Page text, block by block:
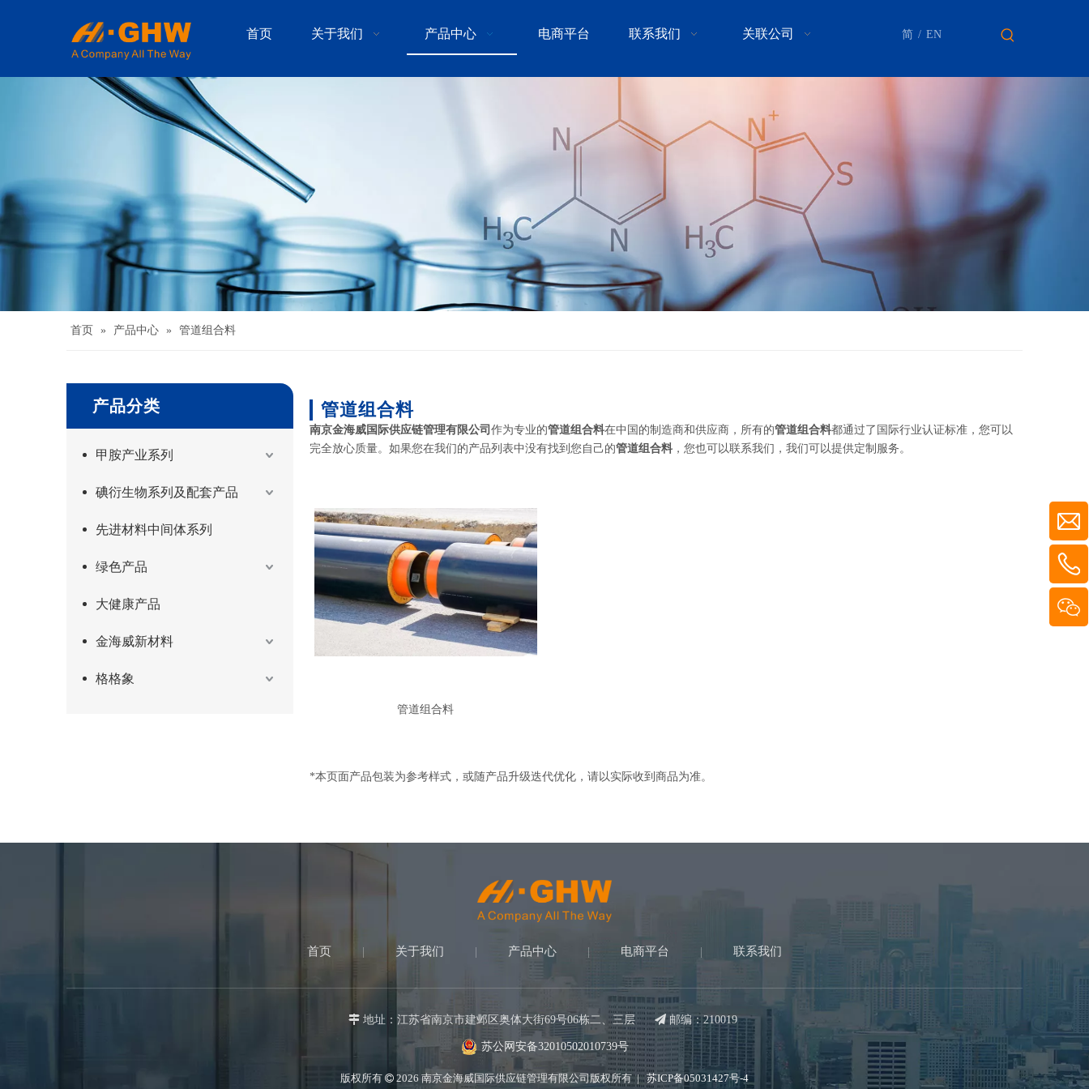
首页 关于我们 产品中心 电商平台 联系我们 关联公司 简 / EN
首页 » 产品中心 » 管道组合料
产品分类
甲胺产业系列
碘衍生物系列及配套产品
先进材料中间体系列
绿色产品
大健康产品
金海威新材料
格格象
管道组合料
南京金海威国际供应链管理有限公司 作为专业的管道组合料在中国的制造商和供应商，所有的管道组合料都通过了国际行业认证标准，您可以
完全放心质量。如果您在我们的产品列表中没有找到您自己的管道组合料 ，您也可以联系我们，我们可以提供定制服务。
管道组合料
*本页面产品包装为参考样式，或随产品升级迭代优化，请以实际收到商品为准。
首页 关于我们 产品中心 电商平台 联系我们
 地址：江苏省南京市建邺区奥体大街69号06栋二、三层邮编：210019
苏公网安备32010502010739号
版权所有  2026 南京金海威国际供应链管理有限公司版权所有 | 苏ICP备05031427号-4